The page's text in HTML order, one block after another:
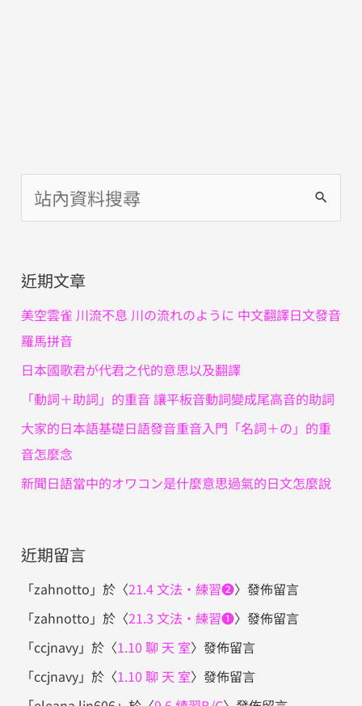
尋
鍵
字
:
近期文章
美空雲雀 川流不息 川の流れのように 中文翻譯日文發音
羅馬拼音
日本國歌君が代君之代的意思以及翻譯
「動詞＋助詞」的重音 讓平板音動詞變成尾高音的助詞
大家的日本語基礎日語發音重音入門「名詞＋の」的重
音怎麼念
新聞日語當中的オワコン是什麼意思過氣的日文怎麼說
近期留言
「zahnotto 」於〈21.4 文法・練習❷〉發佈留言
「zahnotto 」於〈21.3 文法・練習❶〉發佈留言
「ccjnavy」於〈1.10 聊 天 室〉發佈留言
「ccjnavy」於〈1.10 聊 天 室〉發佈留言